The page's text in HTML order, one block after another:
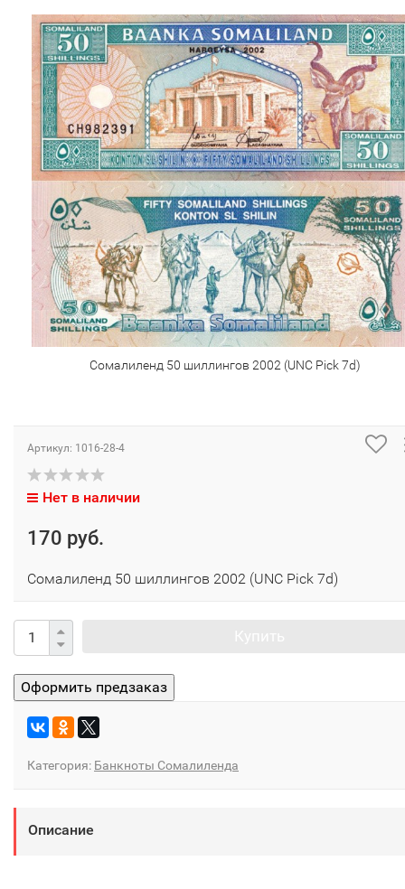
Сомалиленд 50 шиллингов 2002 (UNC Pick 7d)
Артикул: 1016-28-4
Нет в наличии
170 руб.
Сомалиленд 50 шиллингов 2002 (UNC Pick 7d)
Категория: Банкноты Сомалиленда
Описание